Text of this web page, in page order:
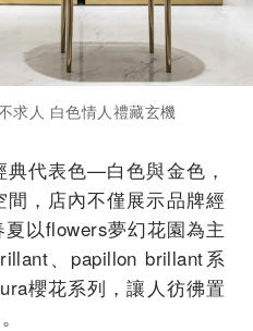
求人 白色情人禮藏玄機
典代表色—白色與金色，
，店內不僅展示品牌經
以flowers夢幻花園為主
、papillon brillant系
櫻花系列，讓人彷彿置